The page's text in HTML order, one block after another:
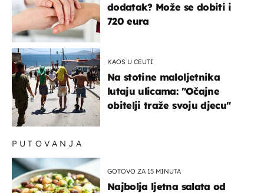
dodatak? Može se dobiti i
720 eura
KAOS U CEUTI
Na stotine maloljetnika
lutaju ulicama: "Očajne
obitelji traže svoju djecu"
PUTOVANJA
GOTOVO ZA 15 MINUTA
Najbolja ljetna salata od